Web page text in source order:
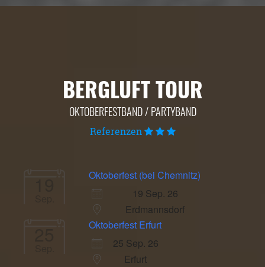
BERGLUFT TOUR
OKTOBERFESTBAND / PARTYBAND
Referenzen
19
Oktoberfest (bei Chemnitz)
19 Sep. 26
Erdmannsdorf
25
Oktoberfest Erfurt
25 Sep. 26
Erfurt